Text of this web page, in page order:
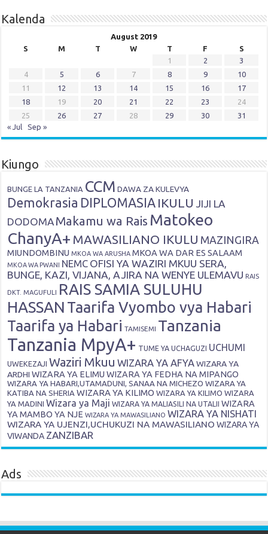
Kalenda
August 2019
S
M T W T F
S
1
2
3
4
5 6 7 8 9
10
11
12 13 14 15 16
17
18
19 20 21 22 23
24
25
26 27 28 29 30
31
« Jul
Sep »
Kiungo
BUNGE LA TANZANIA CCM DAWA ZA KULEVYA
Demokrasia DIPLOMASIA IKULU JIJI LA
DODOMA Makamu wa Rais Matokeo
ChanyA+ MAWASILIANO IKULU MAZINGIRA
MIUNDOMBINU MKOA WA ARUSHA MKOA WA DAR ES SALAAM
MKOA WA PWANI NEMC OFISI YA WAZIRI MKUU SERA,
BUNGE, KAZI, VIJANA, AJIRA NA WENYE ULEMAVU RAIS
DKT. MAGUFULI RAIS SAMIA SULUHU
HASSAN Taarifa Vyombo vya Habari
Taarifa ya Habari TAMISEMI Tanzania
Tanzania MpyA+ TUME YA UCHAGUZI UCHUMI
UWEKEZAJI Waziri Mkuu WIZARA YA AFYA WIZARA YA
ARDHI WIZARA YA ELIMU WIZARA YA FEDHA NA MIPANGO
WIZARA YA HABARI,UTAMADUNI, SANAA NA MICHEZO WIZARA YA
KATIBA NA SHERIA WIZARA YA KILIMO WIZARA YA KILIMO WIZARA
YA MADINI Wizara ya Maji WIZARA YA MALIASILI NA UTALII WIZARA
YA MAMBO YA NJE WIZARA YA MAWASILIANO WIZARA YA NISHATI
WIZARA YA UJENZI,UCHUKUZI NA MAWASILIANO WIZARA YA
VIWANDA ZANZIBAR
Ads